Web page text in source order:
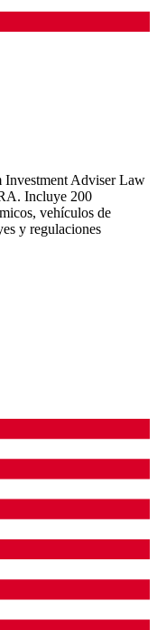
Investment Adviser Law
Incluye 200
vehículos de
y regulaciones